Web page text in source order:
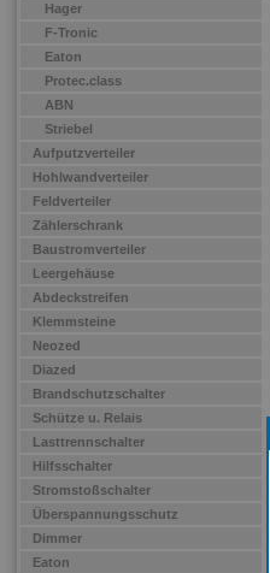
Hager
F-Tronic
Eaton
Protec.class
ABN
Striebel
Aufputzverteiler
Hohlwandverteiler
Feldverteiler
Zählerschrank
Baustromverteiler
Leergehäuse
Abdeckstreifen
Klemmsteine
Neozed
Diazed
Brandschutzschalter
Schütze u. Relais
Lasttrennschalter
Hilfsschalter
Stromstoßschalter
Überspannungsschutz
Dimmer
Eaton